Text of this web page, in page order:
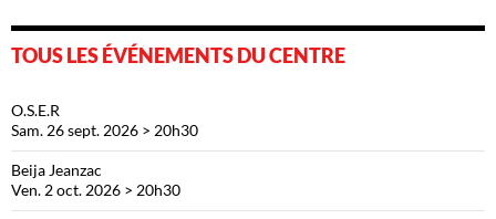
TOUS LES ÉVÉNEMENTS DU CENTRE
O.S.E.R
Sam. 26 sept. 2026 > 20h30
Beija Jeanzac
Ven. 2 oct. 2026 > 20h30